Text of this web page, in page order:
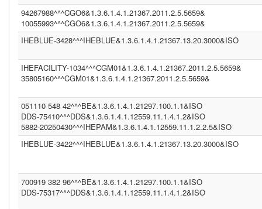
(2.16.840.1.113883.13.37)
ASIP-SANTE-INS-C (1.2.250.1.213.1.4.2)
BE (UNKNOWN)
DDS23 (1.3.6.1.4.1.12559.11.1.4.1.2)
PCP (2.16.840.1.113883.3.109.2.0.1.2.1.100)
IT (2.16.840.1.113883.2.9.4.3.2)
1.3.6.1.4.1.21367.2011.2.5.5659 (1.3.6.1.4.1.21367.2011.2.5.5659)
CPAGE (1.2.250.1.211.10.200.2)
NIST2010-3 (2.16.840.1.113883.3.72.5.9.3)
(2.16.840.1.113883.4.1)
DDS (1.3.6.1.4.1.12559.11.1.4.1.2)
CGOT (1.2.40.0.10.1.6.1.1.1.001.1.1.3.1)
CGEU (1.3.6.1.4.1.21367.2011.2.5.5597)
1.3.6.1.4.1.21367.2011.2.5.5394 (1.3.6.1.4.1.21367.2011.2.5.5659)
COROLAR (1.3.6.1.4.1.21367.13.20.242)
(2.16.840.1.113883.13.230)
94267988^^^CGO6&1.3.6.1.4.1.21367.2011.2.5.5659&
10055993^^^CGO6&1.3.6.1.4.1.21367.2011.2.5.5659&
IHEBLUE-3428^^^IHEBLUE&1.3.6.1.4.1.21367.13.20.3000&ISO
IHEFACILITY-1034^^^CGM01&1.3.6.1.4.1.21367.2011.2.5.5659&
35805160^^^CGM01&1.3.6.1.4.1.21367.2011.2.5.5659&
051110 548 42^^^BE&1.3.6.1.4.1.21297.100.1.1&ISO
DDS-75410^^^DDS&1.3.6.1.4.1.12559.11.1.4.1.2&ISO
5882-20250430^^^IHEPAM&1.3.6.1.4.1.12559.11.1.2.2.5&ISO
IHEBLUE-3422^^^IHEBLUE&1.3.6.1.4.1.21367.13.20.3000&ISO
700919 382 96^^^BE&1.3.6.1.4.1.21297.100.1.1&ISO
DDS-75317^^^DDS&1.3.6.1.4.1.12559.11.1.4.1.2&ISO